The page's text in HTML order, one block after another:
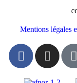
Mentions légales